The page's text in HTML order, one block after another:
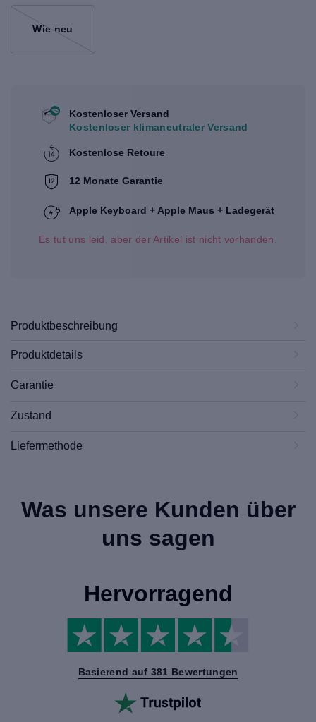
Wie neu
Kostenloser Versand
Kostenloser klimaneutraler Versand
Kostenlose Retoure
12 Monate Garantie
Apple Keyboard + Apple Maus + Ladegerät
Es tut uns leid, aber der Artikel ist nicht vorhanden.
Produktbeschreibung
Produktdetails
Garantie
Zustand
Liefermethode
Was unsere Kunden über
uns sagen
Hervorragend
Basierend auf 381 Bewertungen